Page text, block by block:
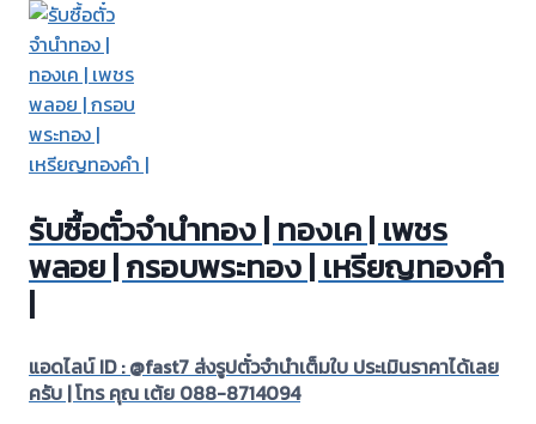
Skip
content
รับซื้อตั๋วจำนำทอง | ทองเค | เพชร
พลอย | กรอบพระทอง | เหรียญทองคำ
|
แอดไลน์ ID : @fast7 ส่งรูปตั๋วจำนำเต็มใบ ประเมินราคาได้เลย
ครับ | โทร คุณ เต้ย 088-8714094